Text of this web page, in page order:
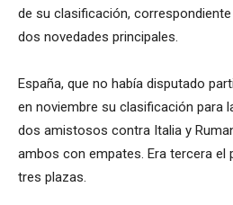
de su clasificación,
dos novedades principales.
España, que no había disputado
en noviembre su clasificación para
dos amistosos contra Italia y
ambos con empates. Era tercera el
tres plazas.